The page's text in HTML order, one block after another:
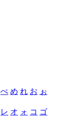
ぺ め れ お ぉ
レ オ ォ コ ゴ